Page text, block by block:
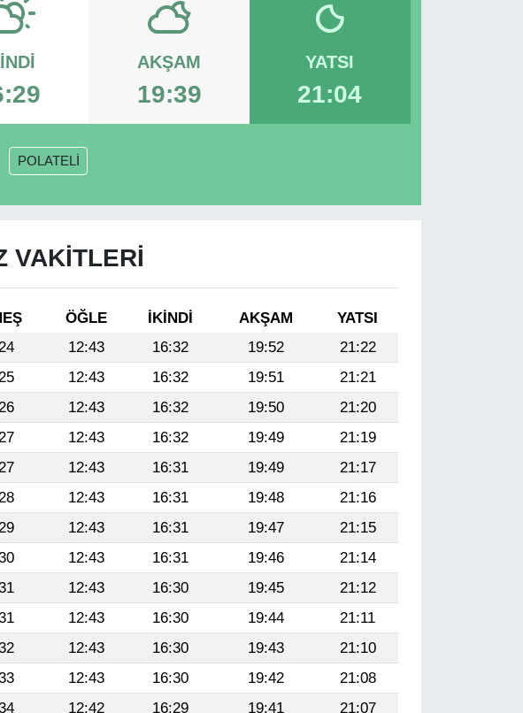
AKŞAM
19:39
YATSI
21:04
POLATELİ
VAKITLERI
ÖĞLE İKINDI AKŞAM
YATSI
12:43 16:32 19:52
21:22
12:43 16:32 19:51
21:21
12:43 16:32 19:50
21:20
12:43 16:32 19:49
21:19
12:43 16:31 19:49
21:17
12:43 16:31 19:48
21:16
12:43 16:31 19:47
21:15
12:43 16:31 19:46
21:14
12:43 16:30 19:45
21:12
12:43 16:30 19:44
21:11
12:43 16:30 19:43
21:10
12:43 16:30 19:42
21:08
12:42 16:29 19:41
21:07